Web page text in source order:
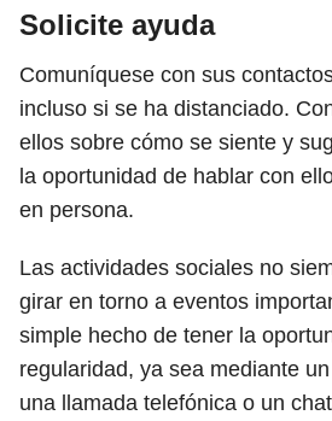
Solicite ayuda
Comuníquese con sus
incluso si se ha distanciado.
ellos sobre cómo se siente y
la oportunidad de hablar con
en persona.
Las actividades sociales no
girar en torno a eventos
simple hecho de tener la
regularidad, ya sea mediante
una llamada telefónica o un